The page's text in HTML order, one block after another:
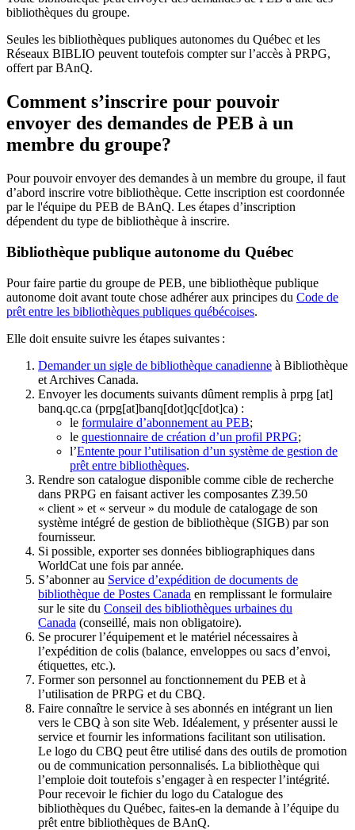
bibliothèques du groupe.
Seules les bibliothèques publiques autonomes du Québec et les
Réseaux BIBLIO peuvent toutefois compter sur l’accès à PRPG,
offert par BAnQ.
Comment s’inscrire pour pouvoir
envoyer des demandes de PEB à un
membre du groupe?
Pour pouvoir envoyer des demandes à un membre du groupe, il faut
d’abord inscrire votre bibliothèque. Cette inscription est coordonnée
par le l'équipe du PEB de BAnQ. Les étapes d’inscription
dépendent du type de bibliothèque à inscrire.
Bibliothèque publique autonome du Québec
Pour faire partie du groupe de PEB, une bibliothèque publique
autonome doit avant toute chose adhérer aux principes du Code de
prêt entre les bibliothèques publiques québécoises.
Elle doit ensuite suivre les étapes suivantes :
Demander un sigle de bibliothèque canadienne à Bibliothèque
et Archives Canada.
Envoyer les documents suivants dûment remplis à prpg [at]
banq.qc.ca (prpg[at]banq[dot]qc[dot]ca) :
le formulaire d’abonnement au PEB;
le questionnaire de création d’un profil PRPG;
l’Entente pour l’utilisation d’un système de gestion de
prêt entre bibliothèques.
Rendre son catalogue disponible comme cible de recherche
dans PRPG en faisant activer les composantes Z39.50
« client » et « serveur » du module de catalogage de son
système intégré de gestion de bibliothèque (SIGB) par son
fournisseur.
Si possible, exporter ses données bibliographiques dans
WorldCat une fois par année.
S’abonner au Service d’expédition de documents de
bibliothèque de Postes Canada en remplissant le formulaire
sur le site du Conseil des bibliothèques urbaines du
Canada (conseillé, mais non obligatoire).
Se procurer l’équipement et le matériel nécessaires à
l’expédition de colis (balance, enveloppes ou sacs d’envoi,
étiquettes, etc.).
Former son personnel au fonctionnement du PEB et à
l’utilisation de PRPG et du CBQ.
Faire connaître le service à ses abonnés en intégrant un lien
vers le CBQ à son site Web. Idéalement, y présenter aussi le
service et fournir les informations facilitant son utilisation.
Le logo du CBQ peut être utilisé dans des outils de promotion
ou de communication personnalisés. La bibliothèque qui
l’emploie doit toutefois s’engager à en respecter l’intégrité.
Pour recevoir le fichier du logo du Catalogue des
bibliothèques du Québec, faites-en la demande à l’équipe du
prêt entre bibliothèques de BAnQ.